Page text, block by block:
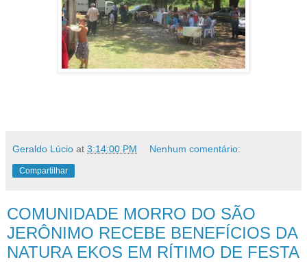
Geraldo Lúcio at 3:14:00 PM Nenhum comentário:
Compartilhar
COMUNIDADE MORRO DO SÃO
JERÔNIMO RECEBE BENEFÍCIOS DA
NATURA EKOS EM RÍTIMO DE FESTA